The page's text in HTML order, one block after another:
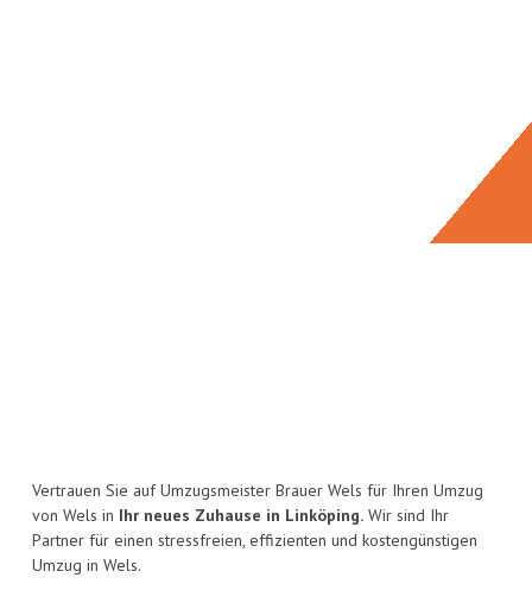
Vertrauen Sie auf Umzugsmeister Brauer Wels für Ihren Umzug
von Wels in Ihr neues Zuhause in Linköping. Wir sind Ihr
Partner für einen stressfreien, effizienten und kostengünstigen
Umzug in Wels.